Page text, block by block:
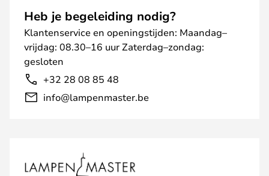
Heb je begeleiding nodig?
Klantenservice en openingstijden: Maandag–
vrijdag: 08.30–16 uur Zaterdag–zondag:
gesloten
+32 28 08 85 48
info@lampenmaster.be